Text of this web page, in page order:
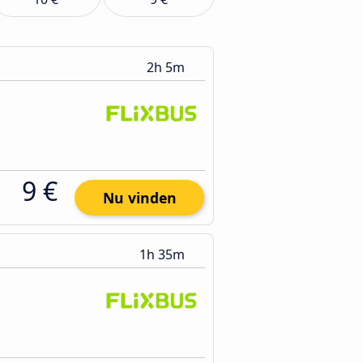
2h 5m
9 € Nu vinden
1h 35m